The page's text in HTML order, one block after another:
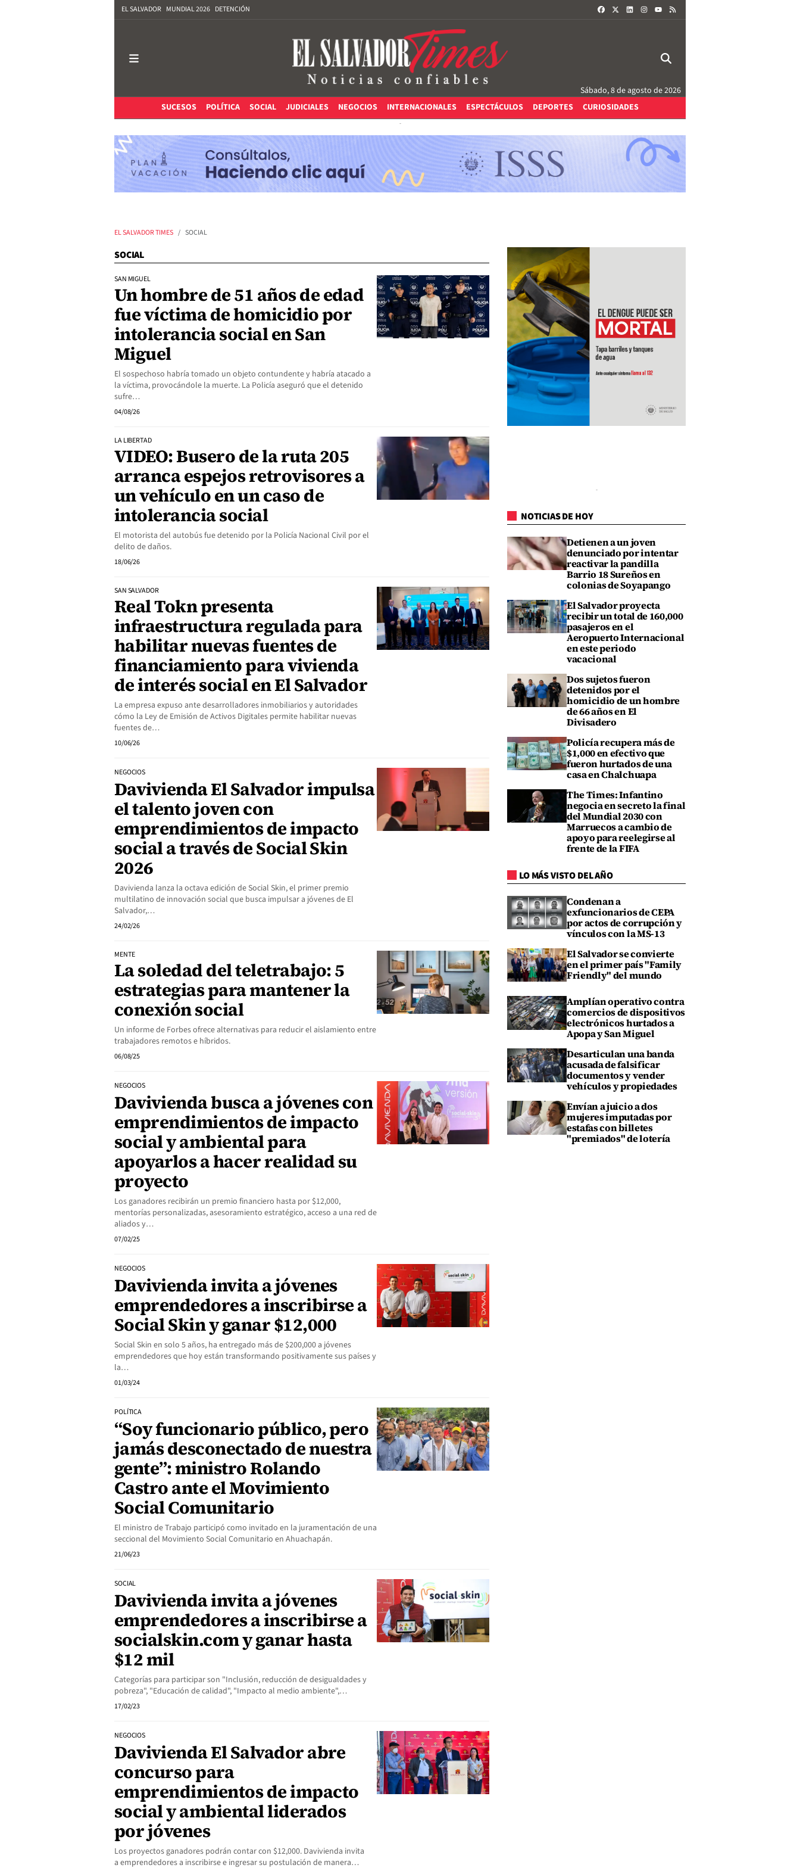
EL SALVADOR MUNDIAL 2026 DETENCIÓN FACEBOOKLINKEDININSTAGRAM
Sábado, 8 de agosto de 2026
SUCESOS
POLÍTICA SOCIAL JUDICIALES NEGOCIOS INTERNACIONALES ESPECTÁCULOS DEPORTES CURIOSIDADES
EL SALVADOR TIMES SOCIAL
SOCIAL
SAN MIGUEL
Un hombre de 51 años de edad
fue víctima de homicidio por
intolerancia social en San
Miguel
El sospechoso habría tomado un objeto contundente y habría atacado a
la víctima, provocándole la muerte. La Policía aseguró que el detenido
sufre…
04/08/26
LA LIBERTAD
VIDEO: Busero de la ruta 205
arranca espejos retrovisores a
un vehículo en un caso de
intolerancia social
El motorista del autobús fue detenido por la Policía Nacional Civil por el
delito de daños.
18/06/26
SAN SALVADOR
Real Tokn presenta
infraestructura regulada para
habilitar nuevas fuentes de
financiamiento para vivienda
de interés social en El Salvador
La empresa expuso ante desarrolladores inmobiliarios y autoridades
cómo la Ley de Emisión de Activos Digitales permite habilitar nuevas
fuentes de…
10/06/26
NEGOCIOS
Davivienda El Salvador impulsa
el talento joven con
emprendimientos de impacto
social a través de Social Skin
2026
Davivienda lanza la octava edición de Social Skin, el primer premio
multilatino de innovación social que busca impulsar a jóvenes de El
Salvador,…
24/02/26
MENTE
La soledad del teletrabajo: 5
estrategias para mantener la
conexión social
Un informe de Forbes ofrece alternativas para reducir el aislamiento entre
trabajadores remotos e híbridos.
06/08/25
NEGOCIOS
Davivienda busca a jóvenes con
emprendimientos de impacto
social y ambiental para
apoyarlos a hacer realidad su
proyecto
Los ganadores recibirán un premio financiero hasta por $12,000,
mentorías personalizadas, asesoramiento estratégico, acceso a una red de
aliados y…
07/02/25
NEGOCIOS
Davivienda invita a jóvenes
emprendedores a inscribirse a
Social Skin y ganar $12,000
Social Skin en solo 5 años, ha entregado más de $200,000 a jóvenes
emprendedores que hoy están transformando positivamente sus países y
la…
01/03/24
POLÍTICA
“Soy funcionario público, pero
jamás desconectado de nuestra
gente”: ministro Rolando
Castro ante el Movimiento
Social Comunitario
El ministro de Trabajo participó como invitado en la juramentación de una
seccional del Movimiento Social Comunitario en Ahuachapán.
21/06/23
SOCIAL
Davivienda invita a jóvenes
emprendedores a inscribirse a
socialskin.com y ganar hasta
$12 mil
Categorías para participar son "Inclusión, reducción de desigualdades y
pobreza", "Educación de calidad", "Impacto al medio ambiente",…
17/02/23
NEGOCIOS
Davivienda El Salvador abre
concurso para
emprendimientos de impacto
social y ambiental liderados
por jóvenes
Los proyectos ganadores podrán contar con $12,000. Davivienda invita
a emprendedores a inscribirse e ingresar su postulación de manera…
NOTICIAS DE HOY
Detienen a un joven
denunciado por intentar
reactivar la pandilla
Barrio 18 Sureños en
colonias de Soyapango
El Salvador proyecta
recibir un total de 160,000
pasajeros en el
Aeropuerto Internacional
en este periodo
vacacional
Dos sujetos fueron
detenidos por el
homicidio de un hombre
de 66 años en El
Divisadero
Policía recupera más de
$1,000 en efectivo que
fueron hurtados de una
casa en Chalchuapa
The Times: Infantino
negocia en secreto la final
del Mundial 2030 con
Marruecos a cambio de
apoyo para reelegirse al
frente de la FIFA
LO MÁS VISTO DEL AÑO
Condenan a
exfuncionarios de CEPA
por actos de corrupción y
vínculos con la MS-13
El Salvador se convierte
en el primer país "Family
Friendly" del mundo
Amplían operativo contra
comercios de dispositivos
electrónicos hurtados a
Apopa y San Miguel
Desarticulan una banda
acusada de falsificar
documentos y vender
vehículos y propiedades
Envían a juicio a dos
mujeres imputadas por
estafas con billetes
"premiados" de lotería